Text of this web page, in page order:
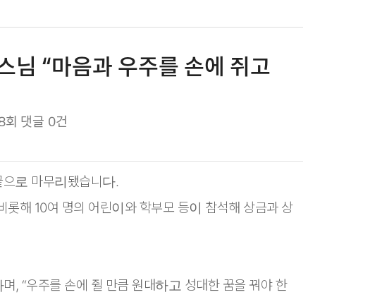
“마음과 우주를 손에 쥐고
회 댓글 0건
로 마무리됐습니다.
해 10여 명의 어린이와 학부모 등이 참석해 상금과 상
, “우주를 손에 쥘 만큼 원대하고 성대한 꿈을 꿔야 한